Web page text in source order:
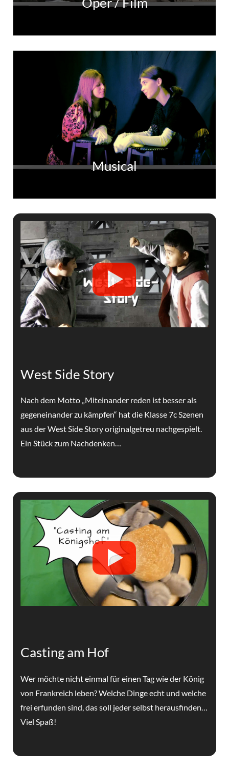
Musical
West Side Story
Nach dem Motto „Miteinander reden ist besser als
gegeneinander zu kämpfen“ hat die Klasse 7c Szenen
aus der West Side Story originalgetreu nachgespielt.
Ein Stück zum Nachdenken…
Casting am Hof
Wer möchte nicht einmal für einen Tag wie der König
von Frankreich leben? Welche Dinge echt und welche
frei erfunden sind, das soll jeder selbst herausfinden…
Viel Spaß!